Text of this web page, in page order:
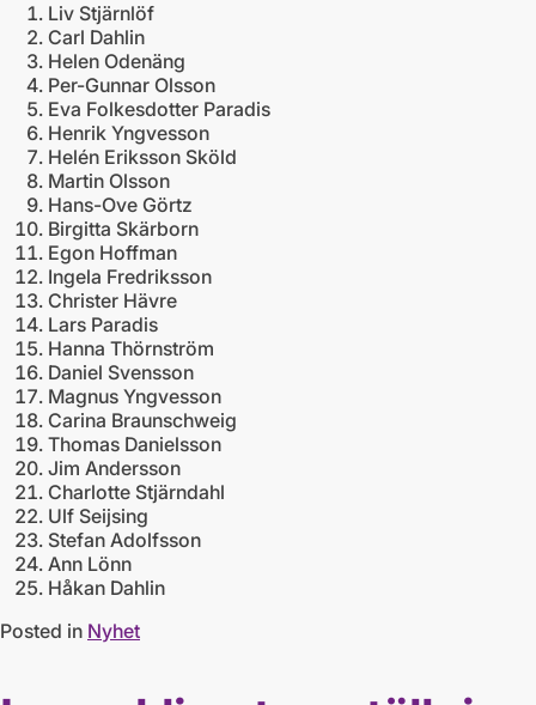
Liv Stjärnlöf
Carl Dahlin
Helen Odenäng
Per-Gunnar Olsson
Eva Folkesdotter Paradis
Henrik Yngvesson
Helén Eriksson Sköld
Martin Olsson
Hans-Ove Görtz
Birgitta Skärborn
Egon Hoffman
Ingela Fredriksson
Christer Hävre
Lars Paradis
Hanna Thörnström
Daniel Svensson
Magnus Yngvesson
Carina Braunschweig
Thomas Danielsson
Jim Andersson
Charlotte Stjärndahl
Ulf Seijsing
Stefan Adolfsson
Ann Lönn
Håkan Dahlin
Posted in Nyhet